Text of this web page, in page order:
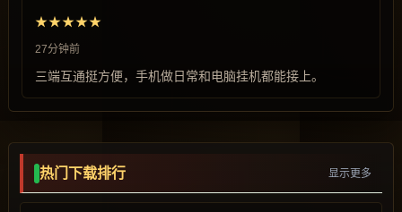
★★★★★
27分钟前
三端互通挺方便，手机做日常和电脑挂机都能接上。
热门下载排行 显示更多